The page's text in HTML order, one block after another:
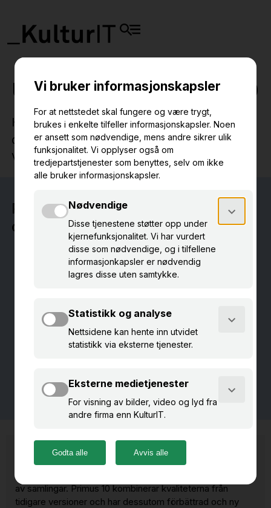
Uppgradering till Primus 10
Hur går utrullningen till? När ska museets
databas uppgraderas till ny Primus-version?
Vad innebär det, och hur kan du förbereda dig?
På denna sida hittar du information
om:
Uppgradering under 2026
Information till dig som är Primus-administratör
Vad kan museet förvänta sig av övergången?
Vilka fördelar och förbättringar har Primus 10?
Vad är Primus 10?
av samlingar. Primus 10 kombinerar kvaliteterna från
tidigare versioner och har dessutom förbättrad och ny